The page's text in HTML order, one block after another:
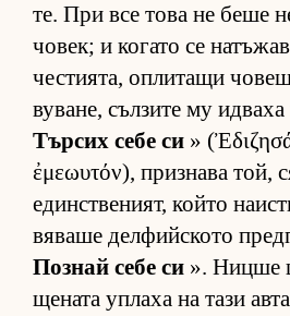
те. При все това не беше
чо­век; и ко­гато се
чес­ти­я­та, оп­ли­тащи
ву­ва­не, съл­зите му
Тър­сих себе си »
ἐμεωυτόν), приз­нава той,
един­с­т­ве­ни­ят, който
вя­ваше дел­фийс­кото
Поз­най себе си ». Ницше
ще­ната уп­лаха на тази